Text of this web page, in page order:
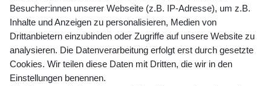
Preisangaben inkl. gesetzl. MwSt. und zzgl. Service- und
Versandkosten
Besucher:innen unserer Webseite (z.B. IP-Adresse), um z.B.
Inhalte und Anzeigen zu personalisieren, Medien von
Drittanbietern einzubinden oder Zugriffe auf unsere Website zu
analysieren. Die Datenverarbeitung erfolgt erst durch gesetzte
Cookies. Wir teilen diese Daten mit Dritten, die wir in den
Einstellungen benennen.